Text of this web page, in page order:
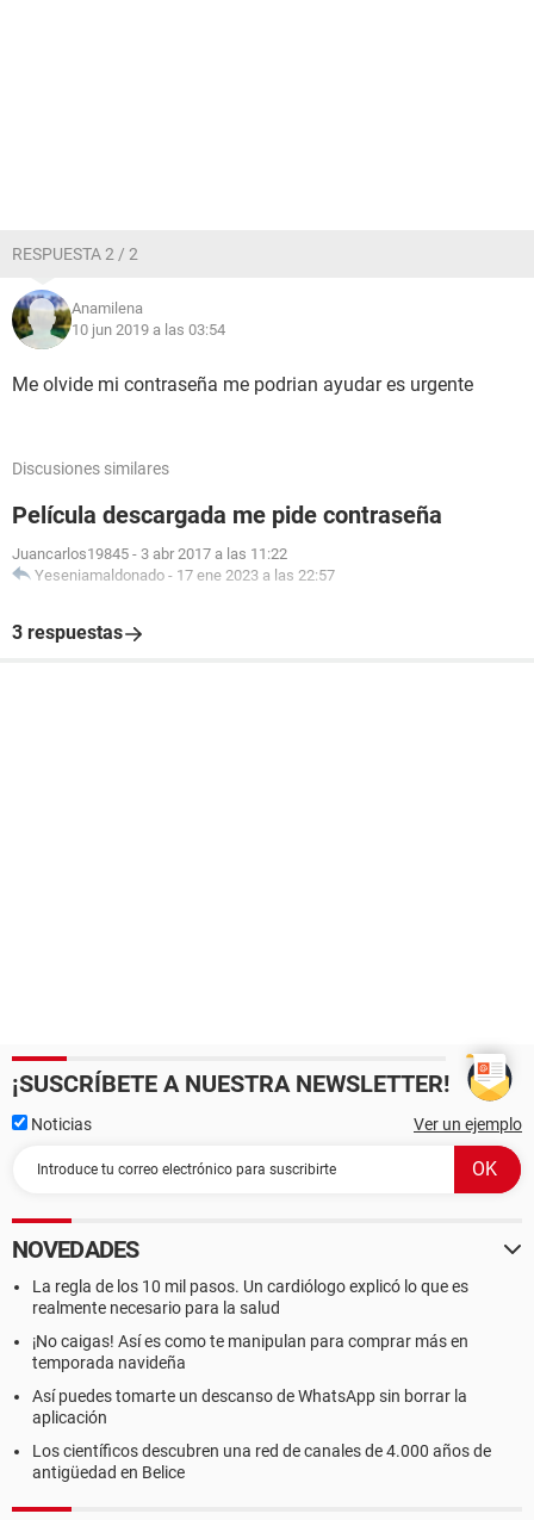
RESPUESTA 2 / 2
Anamilena
10 jun 2019 a las 03:54
Me olvide mi contraseña me podrian ayudar es urgente
Discusiones similares
Película descargada me pide contraseña
Juancarlos19845 - 3 abr 2017 a las 11:22
Yeseniamaldonado - 17 ene 2023 a las 22:57
3 respuestas
¡SUSCRÍBETE A NUESTRA NEWSLETTER!
Noticias Ver un ejemplo
NOVEDADES
La regla de los 10 mil pasos. Un cardiólogo explicó lo que es
realmente necesario para la salud
¡No caigas! Así es como te manipulan para comprar más en
temporada navideña
Así puedes tomarte un descanso de WhatsApp sin borrar la
aplicación
Los científicos descubren una red de canales de 4.000 años de
antigüedad en Belice